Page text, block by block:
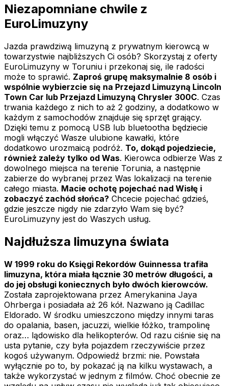
Niezapomniane chwile z
EuroLimuzyny
Jazda prawdziwą limuzyną z prywatnym kierowcą w
towarzystwie najbliższych Ci osób? Skorzystaj z oferty
EuroLimuzyny w Toruniu i przekonaj się, ile radości
może to sprawić. Zaproś grupę maksymalnie 8 osób i
wspólnie wybierzcie się na Przejazd Limuzyną Lincoln
Town Car lub Przejazd Limuzyną Chrysler 300C. Czas
trwania każdego z nich to aż 2 godziny, a dodatkowo w
każdym z samochodów znajduje się sprzęt grający.
Dzięki temu z pomocą USB lub bluetootha będziecie
mogli włączyć Wasze ulubione kawałki, które
dodatkowo urozmaicą podróż. To, dokąd pojedziecie,
również zależy tylko od Was. Kierowca odbierze Was z
dowolnego miejsca na terenie Torunia, a następnie
zabierze do wybranej przez Was lokalizacji na terenie
całego miasta. Macie ochotę pojechać nad Wisłę i
zobaczyć zachód słońca? Chcecie pojechać gdzieś,
gdzie jeszcze nigdy nie zdarzyło Wam się być?
EuroLimuzyny jest do Waszych usług.
Najdłuższa limuzyna świata
W 1999 roku do Księgi Rekordów Guinnessa trafiła
limuzyna, która miała łącznie 30 metrów długości, a
do jej obsługi koniecznych było dwóch kierowców.
Została zaprojektowana przez Amerykanina Jaya
Ohrberga i posiadała aż 26 kół. Nazwano ją Cadillac
Eldorado. W środku umieszczono między innymi taras
do opalania, basen, jacuzzi, wielkie łóżko, trampolinę
oraz… lądowisko dla helikopterów. Od razu ciśnie się na
usta pytanie, czy była pojazdem rzeczywiście przez
kogoś używanym. Odpowiedź brzmi: nie. Powstała
wyłącznie po to, by pokazać ją na kilku wystawach, a
także wykorzystać w jednym z filmów. Choć obecnie ze